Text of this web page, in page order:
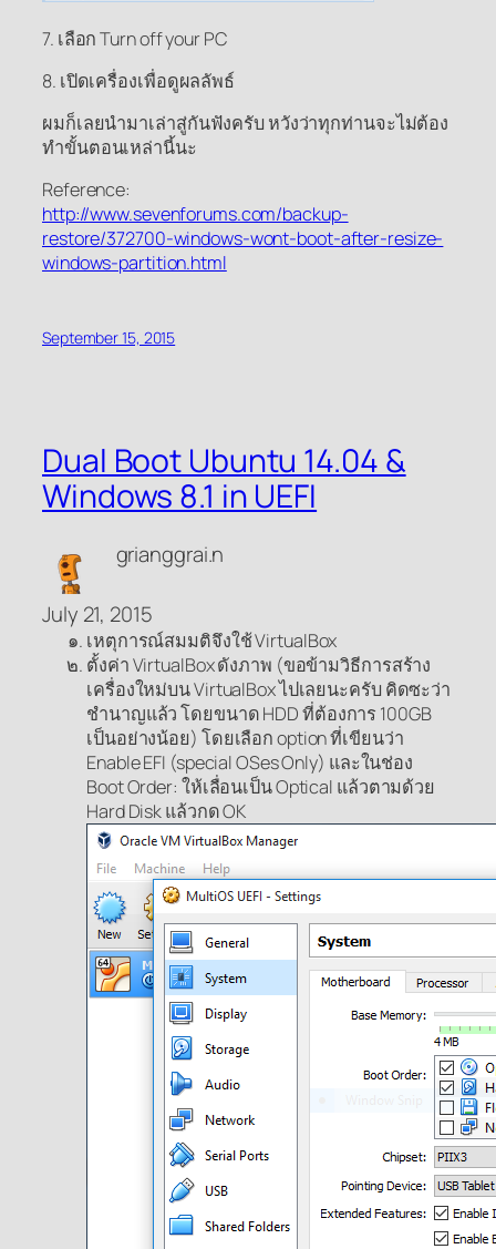
7. เลือก Turn off your PC
8. เปิดเครื่องเพื่อดูผลลัพธ์
ผมก็เลยนำมาเล่าสู่กันฟังครับ หวังว่าทุกท่านจะไม่ต้อง
ทำขั้นตอนเหล่านี้นะ
Reference:
http://www.sevenforums.com/backup-
restore/372700-windows-wont-boot-after-resize-
windows-partition.html
September 15, 2015
Dual Boot Ubuntu 14.04 &
Windows 8.1 in UEFI
grianggrai.n
July 21, 2015
เหตุการณ์สมมติจึงใช้ VirtualBox
ตั้งค่า VirtualBox ดังภาพ (ขอข้ามวิธีการสร้าง
เครื่องใหม่บน VirtualBox ไปเลยนะครับ คิดซะว่า
ชำนาญแล้ว โดยขนาด HDD ที่ต้องการ 100GB
เป็นอย่างน้อย) โดยเลือก option ที่เขียนว่า
Enable EFI (special OSes Only) และในช่อง
Boot Order: ให้เลื่อนเป็น Optical แล้วตามด้วย
Hard Disk แล้วกด OK